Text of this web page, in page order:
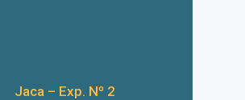
Jaca – Exp. Nº 2